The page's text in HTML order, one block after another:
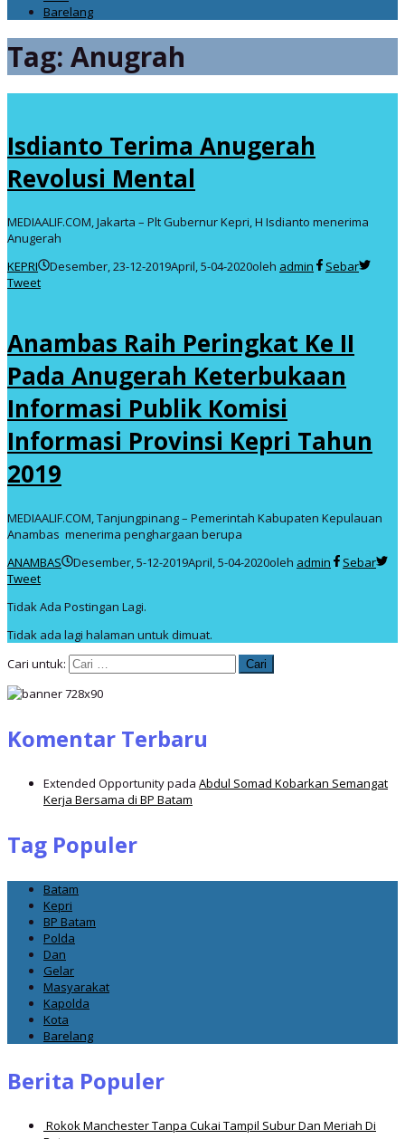
Barelang
Tag: Anugrah
Isdianto Terima Anugerah
Revolusi Mental
MEDIAALIF.COM, Jakarta – Plt Gubernur Kepri, H Isdianto menerima
Anugerah
KEPRI
Desember, 23-12-2019April, 5-04-2020oleh admin
Sebar
Tweet
Anambas Raih Peringkat Ke II
Pada Anugerah Keterbukaan
Informasi Publik Komisi
Informasi Provinsi Kepri Tahun
2019
MEDIAALIF.COM, Tanjungpinang – Pemerintah Kabupaten Kepulauan
Anambas menerima penghargaan berupa
ANAMBAS
Desember, 5-12-2019April, 5-04-2020oleh admin
Sebar
Tweet
Tidak Ada Postingan Lagi.
Tidak ada lagi halaman untuk dimuat.
Cari untuk:
Komentar Terbaru
Extended Opportunitypada Abdul Somad Kobarkan Semangat
Kerja Bersama di BP Batam
Tag Populer
Batam
Kepri
BP Batam
Polda
Dan
Gelar
Masyarakat
Kapolda
Kota
Barelang
Berita Populer
Rokok Manchester Tanpa Cukai Tampil Subur Dan Meriah Di